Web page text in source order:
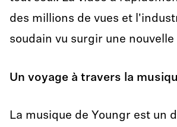
des millions de vues et
soudain vu surgir une
Un voyage à travers la
La musique de Youngr est un